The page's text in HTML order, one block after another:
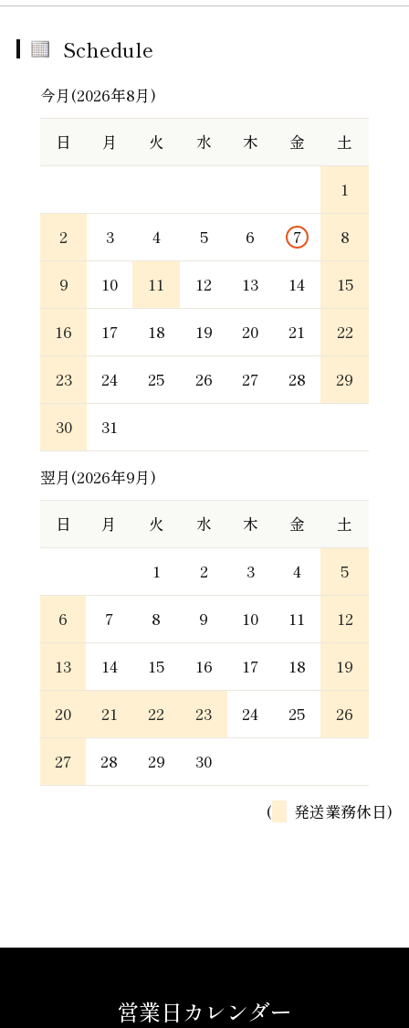
Schedule
今月(2026年8月)
日 月 火 水 木 金 土
1
2 3 4 5 6 7 8
9 10 11 12 13 14 15
16 17 18 19 20 21 22
23 24 25 26 27 28 29
30 31
翌月(2026年9月)
日 月 火 水 木 金 土
1 2 3 4 5
6 7 8 9 10 11 12
13 14 15 16 17 18 19
20 21 22 23 24 25 26
27 28 29 30
( 発送業務休日)
営業日カレンダー